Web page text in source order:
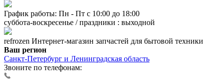
График работы: Пн - Пт с 10:00 до 18:00
суббота-воскресенье / праздники : выходной
refrozen Интернет-магазин запчастей для бытовой техники
Ваш регион
Санкт-Петербург и Ленинградская область
Звоните по телефонам: